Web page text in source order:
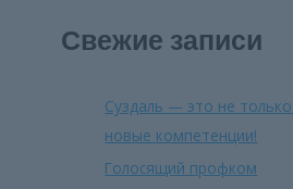
Свежие записи
Суздаль — это не
новые компетенции!
Голосящий профком